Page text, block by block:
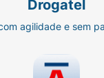
Drogatel
agilidade e sem